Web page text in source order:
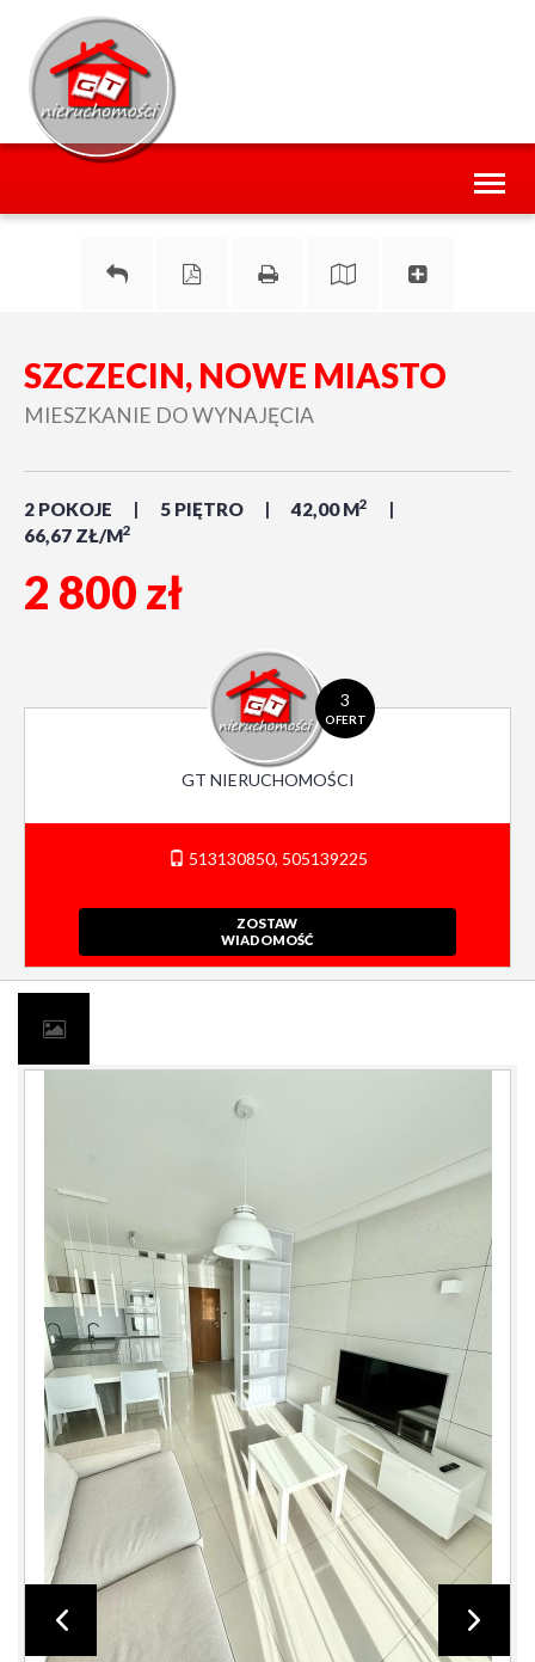
SZCZECIN, NOWE MIASTO
MIESZKANIE DO WYNAJĘCIA
2 POKOJE 5 PIĘTRO 42,00 M2
66,67 ZŁ/M2
2 800 zł
3
OFERT
GT NIERUCHOMOŚCI
513130850, 505139225
ZOSTAW
WIADOMOŚĆ